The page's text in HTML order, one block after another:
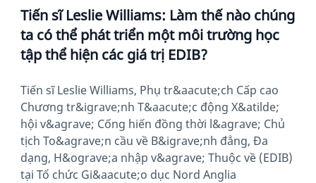
Tiến sĩ Leslie Williams: Làm thế nào chúng
ta có thể phát triển một môi trường học
tập thể hiện các giá trị EDIB?
Tiến sĩ Leslie Williams, Phụ tr&aacute;ch Cấp cao
Chương tr&igrave;nh T&aacute;c động X&atilde;
hội v&agrave; Cống hiến đồng thời l&agrave; Chủ
tịch To&agrave;n cầu về B&igrave;nh đẳng, Đa
dạng, H&ograve;a nhập v&agrave; Thuộc về (EDIB)
tại Tổ chức Gi&aacute;o dục Nord Anglia